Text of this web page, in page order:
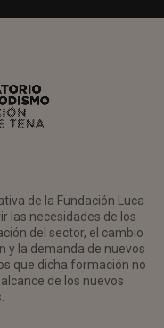
de la Fundación Luca
las necesidades de los
del sector, el cambio
y la demanda de nuevos
que dicha formación no
de los nuevos